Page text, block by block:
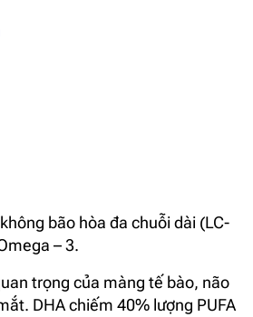
bão hòa đa chuỗi dài (LC-
– 3.
trọng của màng tế bào, não
DHA chiếm 40% lượng PUFA